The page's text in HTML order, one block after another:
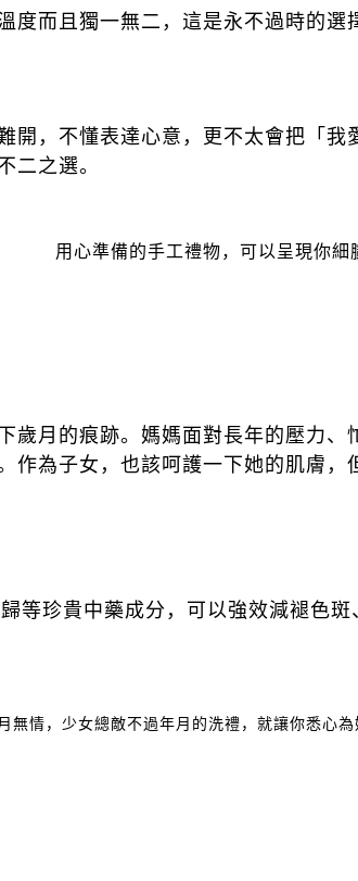
度而且獨一無二，這是永不過時的
開，不懂表達心意，更不太會把「
二之選。
用心準備的手工禮物，可以呈現你細
歲月的痕跡。媽媽面對長年的壓力
作為子女，也該呵護一下她的肌膚
等珍貴中藥成分，可以強效減褪色
無情，少女總敵不過年月的洗禮，就讓你悉心為